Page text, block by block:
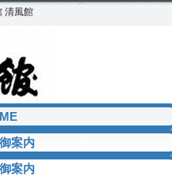
清風館
案内
案内